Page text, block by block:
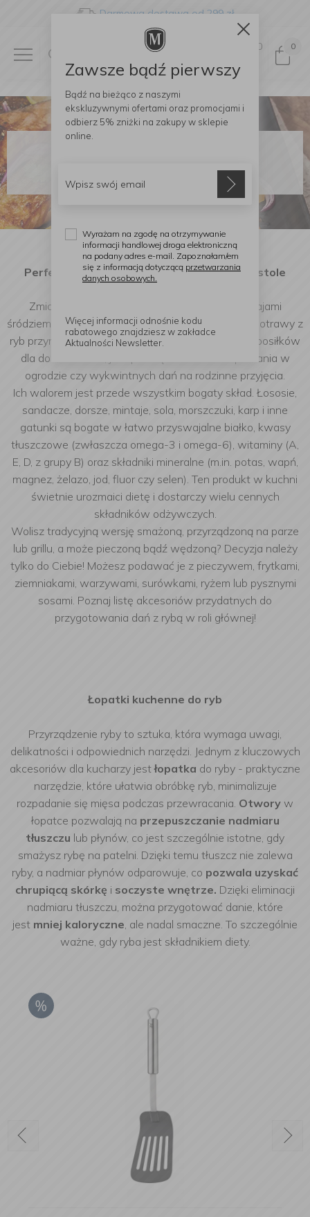
Darmowa dostawa od 299 zł
0 0
przyrządzenia ryb
Perfekcyjnie przyrządzona ryba na Twoim stole
Zmiana nawyków żywieniowych i inspiracja krajami
śródziemnomorskimi sprawiły, że w wielu domach potrawy z
ryb przyrządza się zarówno w wersji codziennych posiłków
dla domowników, jak i przekąsek na letnie spotkania w
ogrodzie czy wykwintnych dań na rodzinne przyjęcia.
Ich walorem jest przede wszystkim bogaty skład. Łososie,
sandacze, dorsze, mintaje, sola, morszczuki, karp i inne
gatunki są bogate w łatwo przyswajalne białko, kwasy
tłuszczowe (zwłaszcza omega-3 i omega-6), witaminy (A,
E, D, z grupy B) oraz składniki mineralne (m.in. potas, wapń,
magnez, żelazo, jod, fluor czy selen). Ten produkt w kuchni
świetnie urozmaici dietę i dostarczy wielu cennych
składników odżywczych.
Wolisz tradycyjną wersję smażoną, przyrządzoną na parze
lub grillu, a może pieczoną bądź wędzoną? Decyzja należy
tylko do Ciebie! Możesz podawać je z pieczywem, frytkami,
ziemniakami, warzywami, surówkami, ryżem lub pysznymi
sosami. Poznaj listę akcesoriów przydatnych do
przygotowania dań z rybą w roli głównej!
Łopatki kuchenne do ryb
Przyrządzenie ryby to sztuka, która wymaga uwagi,
delikatności i odpowiednich narzędzi. Jednym z kluczowych
akcesoriów dla kucharzy jestłopatka do ryby - praktyczne
narzędzie, które ułatwia obróbkę ryb, minimalizuje
rozpadanie się mięsa podczas przewracania. Otwory w
łopatce pozwalają na przepuszczanie nadmiaru
tłuszczu lub płynów, co jest szczególnie istotne, gdy
smażysz rybę na patelni. Dzięki temu tłuszcz nie zalewa
ryby, a nadmiar płynów odparowuje, co pozwala uzyskać
chrupiącą skórkę i soczyste wnętrze. Dzięki eliminacji
nadmiaru tłuszczu, można przygotować danie, które
jest mniej kaloryczne, ale nadal smaczne. To szczególnie
ważne, gdy ryba jest składnikiem diety.
Zawsze bądź pierwszy
Bądź na bieżąco z naszymi
ekskluzywnymi ofertami oraz promocjami i
odbierz 5% zniżki na zakupy w sklepie
online.
Wyrażam na zgodę na otrzymywanie
informacji handlowej droga elektroniczną
na podany adres e-mail. Zapoznałam/em
się z informacją dotyczącą przetwarzania
danych osobowych.
Więcej informacji odnośnie kodu
rabatowego znajdziesz w zakładce
Aktualności Newsletter.